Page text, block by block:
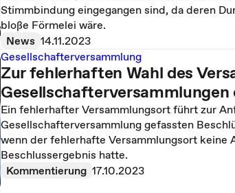
Stimmbindung eingegangen sind, da deren
bloße Förmelei wäre.
News 14.11.2023
Gesellschafterversammlung
Zur fehlerhaften Wahl des
Gesellschafterversammlungen
Ein fehlerhafter Versammlungsort führt zur
Gesellschafterversammlung gefassten
wenn der fehlerhafte Versammlungsort keine
Beschlussergebnis hatte.
Kommentierung 17.10.2023